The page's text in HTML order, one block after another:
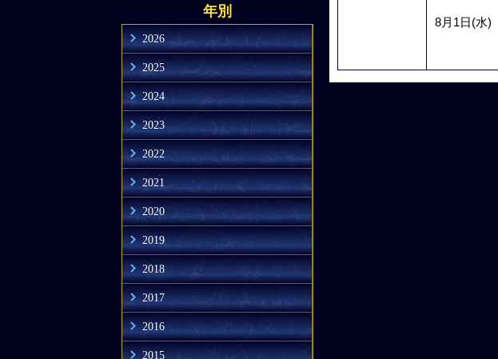
年別
2026
2025
2024
2023
2022
2021
2020
2019
2018
2017
2016
2015
8月1日(水)